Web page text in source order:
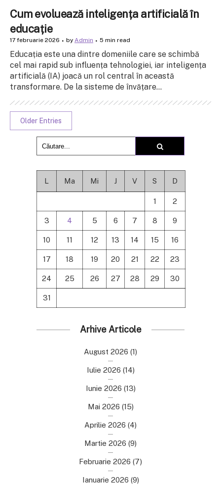
Cum evoluează inteligența artificială în
educație
17 februarie 2026 by Admin 5 min read
Educația este una dintre domeniile care se schimbă
cel mai rapid sub influența tehnologiei, iar inteligența
artificială (IA) joacă un rol central în această
transformare. De la sisteme de învățare...
Older Entries
L Ma Mi J V S D
1 2
3 4 5 6 7 8 9
10 11 12 13 14 15 16
17 18 19 20 21 22 23
24 25 26 27 28 29 30
31
Arhive Articole
August 2026 (1)
Iulie 2026 (14)
Iunie 2026 (13)
Mai 2026 (15)
Aprilie 2026 (4)
Martie 2026 (9)
Februarie 2026 (7)
Ianuarie 2026 (9)